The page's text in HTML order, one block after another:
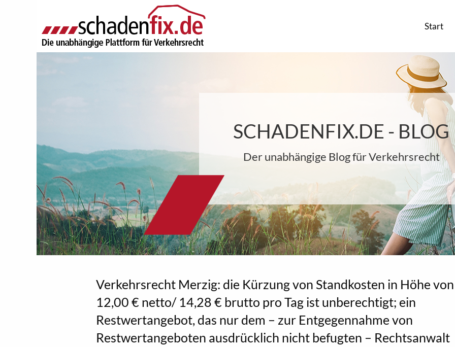
Start
SCHADENFIX.DE - BLOG
Der unabhängige Blog für Verkehrsrecht
Verkehrsrecht Merzig: die Kürzung von Standkosten in Höhe von
12,00 € netto/ 14,28 € brutto pro Tag ist unberechtigt; ein
Restwertangebot, das nur dem – zur Entgegennahme von
Restwertangeboten ausdrücklich nicht befugten – Rechtsanwalt